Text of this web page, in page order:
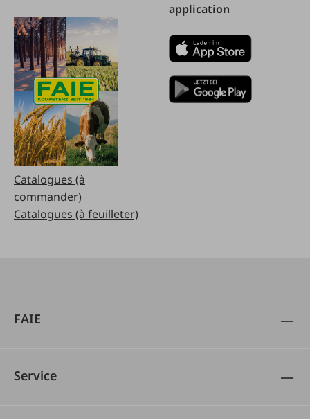
Catalogues (à
commander)
Catalogues (à feuilleter)
application
FAIE
Service